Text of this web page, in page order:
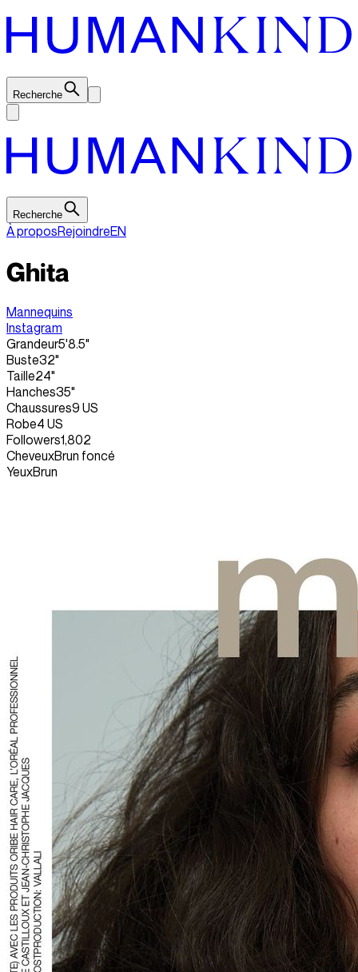
Recherche
Recherche
À proposRejoindreEN
Ghita
Mannequins
Instagram
Grandeur5'8.5"
Buste32"
Taille24"
Hanches35"
Chaussures9 US
Robe4 US
Followers1,802
CheveuxBrun foncé
YeuxBrun